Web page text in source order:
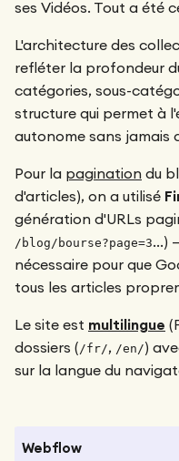
ses Vidéos. Tout a été
L'architecture des
refléter la profondeur
catégories, sous-
structure qui permet à
autonome sans jamais
Pour la pagination du
d'articles), on a utilisé
génération d'URLs
/blog/bourse?page=3…)
nécessaire pour que
tous les articles
Le site est multilingue
dossiers (/fr/, /en/)
sur la langue du
Webflow